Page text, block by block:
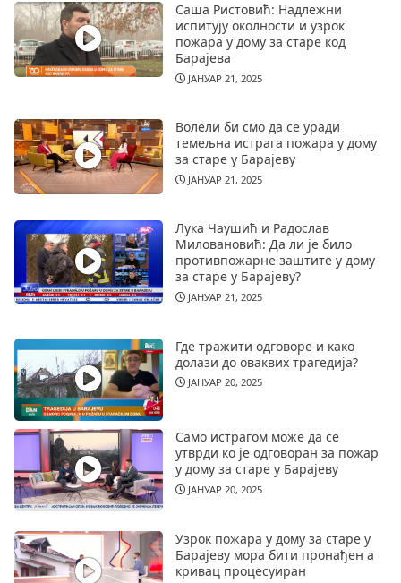
Саша Ристовић: Надлежни
испитују околности и узрок
пожара у дому за старе код
Барајева
ЈАНУАР 21, 2025
Волели би смо да се уради
темељна истрага пожара у дому
за старе у Барајеву
ЈАНУАР 21, 2025
Лука Чаушић и Радослав
Миловановић: Да ли је било
противпожарне заштите у дому
за старе у Барајеву?
ЈАНУАР 21, 2025
Где тражити одговоре и како
долази до оваквих трагедија?
ЈАНУАР 20, 2025
Само истрагом може да се
утврди ко је одговоран за пожар
у дому за старе у Барајеву
ЈАНУАР 20, 2025
Узрок пожара у дому за старе у
Барајеву мора бити пронађен а
кривац процесуиран